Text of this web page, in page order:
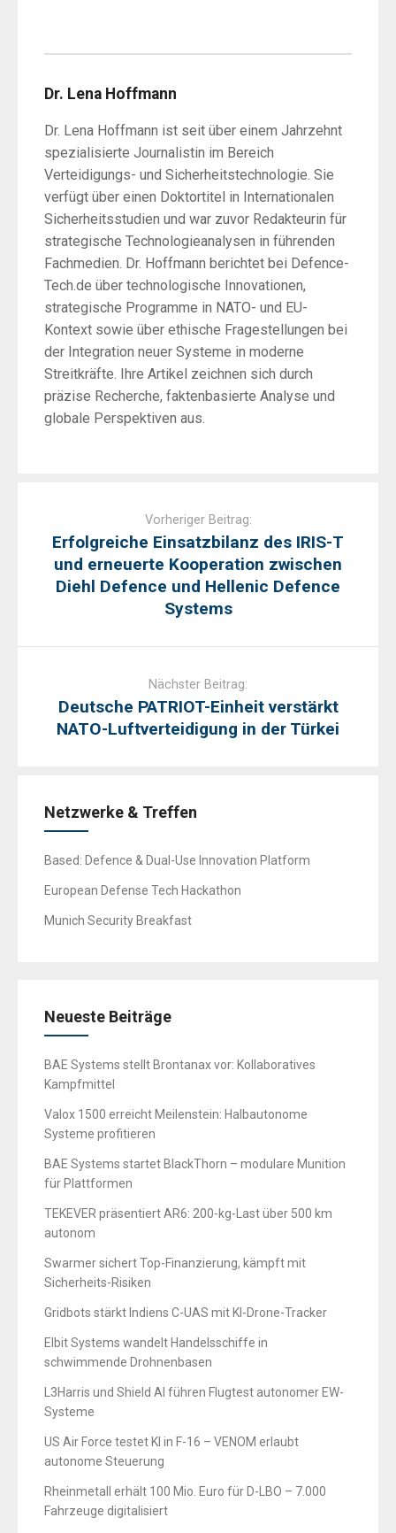
Dr. Lena Hoffmann
Dr. Lena Hoffmann ist seit über einem Jahrzehnt
spezialisierte Journalistin im Bereich
Verteidigungs- und Sicherheitstechnologie. Sie
verfügt über einen Doktortitel in Internationalen
Sicherheitsstudien und war zuvor Redakteurin für
strategische Technologieanalysen in führenden
Fachmedien. Dr. Hoffmann berichtet bei Defence-
Tech.de über technologische Innovationen,
strategische Programme in NATO- und EU-
Kontext sowie über ethische Fragestellungen bei
der Integration neuer Systeme in moderne
Streitkräfte. Ihre Artikel zeichnen sich durch
präzise Recherche, faktenbasierte Analyse und
globale Perspektiven aus.
Vorheriger Beitrag:
Erfolgreiche Einsatzbilanz des IRIS-T
und erneuerte Kooperation zwischen
Diehl Defence und Hellenic Defence
Systems
Nächster Beitrag:
Deutsche PATRIOT-Einheit verstärkt
NATO-Luftverteidigung in der Türkei
Netzwerke & Treffen
Based: Defence & Dual-Use Innovation Platform
European Defense Tech Hackathon
Munich Security Breakfast
Neueste Beiträge
BAE Systems stellt Brontanax vor: Kollaboratives
Kampfmittel
Valox 1500 erreicht Meilenstein: Halbautonome
Systeme profitieren
BAE Systems startet BlackThorn – modulare Munition
für Plattformen
TEKEVER präsentiert AR6: 200-kg-Last über 500 km
autonom
Swarmer sichert Top-Finanzierung, kämpft mit
Sicherheits-Risiken
Gridbots stärkt Indiens C-UAS mit KI-Drone-Tracker
Elbit Systems wandelt Handelsschiffe in
schwimmende Drohnenbasen
L3Harris und Shield AI führen Flugtest autonomer EW-
Systeme
US Air Force testet KI in F-16 – VENOM erlaubt
autonome Steuerung
Rheinmetall erhält 100 Mio. Euro für D-LBO – 7.000
Fahrzeuge digitalisiert